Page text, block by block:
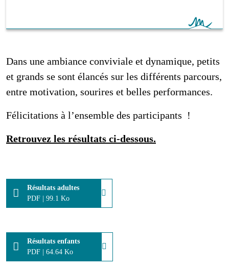
Dans une ambiance conviviale et dynamique, petits
et grands se sont élancés sur les différents parcours,
entre motivation, sourires et belles performances.
Félicitations à l’ensemble des participants !
Retrouvez les résultats ci-dessous.
Résultats adultes
PDF |99.1 Ko
Résultats enfants
PDF |64.64 Ko